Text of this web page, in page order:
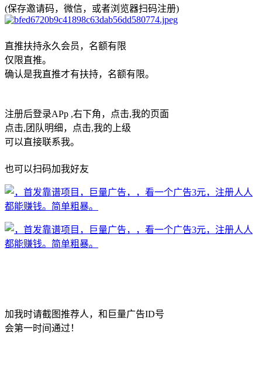
(保存邀请码，微信，或者浏览器扫码注册)
直推扶持永久会员，名额有限
仅限直推。
确认是我直推才有扶持，名额有限。
注册后登录APp ,右下角，点击,我的页面
点击,团队明细，点击,我的上级
可以直接联系我。
也可以扫码加我好友
加我时请截图推荐人，和巨量广告ID号
会第一时间通过！